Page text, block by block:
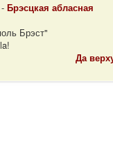
Брэсцкая абласная
Брэст"
Да